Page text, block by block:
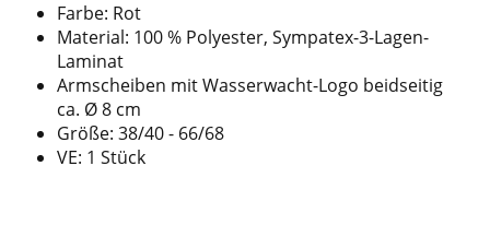
Farbe: Rot
Material: 100 % Polyester, Sympatex-3-Lagen-
Laminat
Armscheiben mit Wasserwacht-Logo beidseitig
ca. Ø 8 cm
Größe: 38/40 - 66/68
VE: 1 Stück